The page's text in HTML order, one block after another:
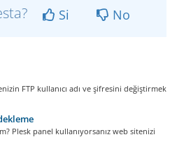
Si No
FTP kullanıcı adı ve şifresini değiştirmek
Plesk panel kullanıyorsanız web sitenizi